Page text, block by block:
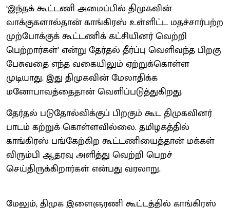
‘இந்தக் கூட்டணி அமைப்பில் திமுகவின்
வாக்குகளால்தான் காங்கிரஸ் உள்ளிட்ட மதச்சார்பற்ற
முற்போக்குக் கூட்டணிக் கட்சியினர் வெற்றி
பெற்றார்கள்’ என்று தேர்தல் தீர்ப்பு வெளிவந்த பிறகு
பேசுவதை எந்த வகையிலும் ஏற்றுக்கொள்ள
முடியாது. இது திமுகவின் மேலாதிக்க
மனோபாவத்தைதான் வெளிப்படுத்துகிறது.
தேர்தல் படுதோல்விக்குப் பிறகும் கூட திமுகவினர்
பாடம் கற்றுக் கொள்ளவில்லை. தமிழகத்தில்
காங்கிரஸ் பங்கேற்கிற கூட்டணியைத்தான் மக்கள்
விரும்பி ஆதரவு அளித்து வெற்றி பெறச்
செய்திருக்கிறார்கள் என்பது வரலாறு.
மேலும், திமுக இளைஞரணி கூட்டத்தில் காங்கிரஸ்